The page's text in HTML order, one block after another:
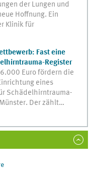
der Lungen und
Hoffnung. Ein
Klinik für
Fast eine
Register
Euro fördern die
eines
Schädelhirntrauma-
Der zählt…